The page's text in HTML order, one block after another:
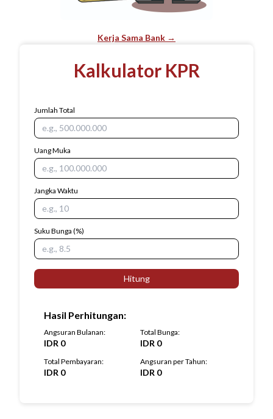
Kerja Sama Bank →
Kalkulator KPR
Jumlah Total
Uang Muka
Jangka Waktu
Suku Bunga (%)
Hitung
Hasil Perhitungan:
Angsuran Bulanan:
IDR 0
Total Bunga:
IDR 0
Total Pembayaran:
IDR 0
Angsuran per Tahun:
IDR 0